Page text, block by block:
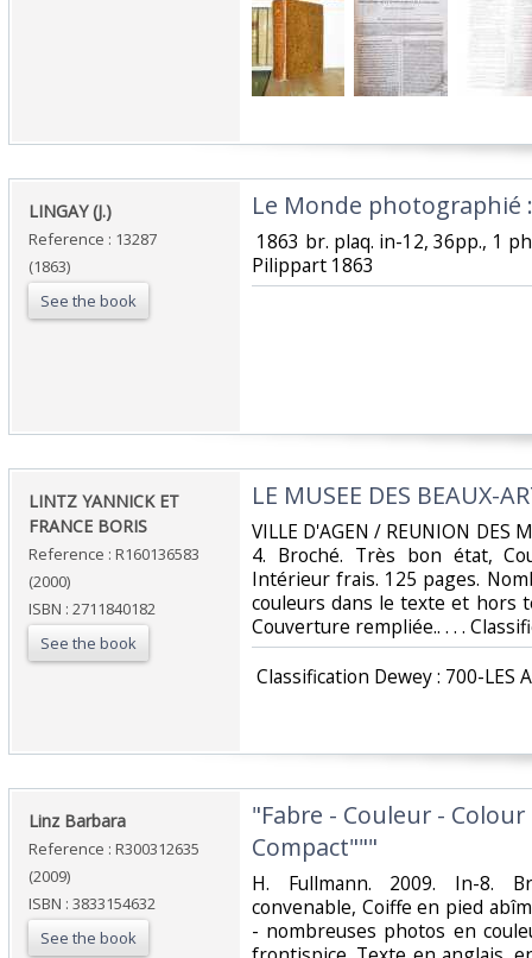
‎LINGAY (J.)‎
Reference : 13287
(1863)
See the book
‎Le Monde photographié
1863 br. plaq. in-12, 36pp., 1
Pilippart 1863‎
‎LINTZ YANNICK ET
FRANCE BORIS‎
Reference : R160136583
(2000)
ISBN : 2711840182
See the book
‎LE MUSEE DES BEAUX-
‎VILLE D'AGEN / REUNION DES
4. Broché. Très bon état,
Intérieur frais. 125 pages.
couleurs dans le texte et hors
Couverture rempliée.. . . .
Classification Dewey : 700-LES
‎Linz Barbara‎
Reference : R300312635
(2009)
ISBN : 3833154632
See the book
‎"Fabre - Couleur -
Compact"""‎
‎H. Fullmann. 2009. In-8.
convenable, Coiffe en pied
- nombreuses photos en